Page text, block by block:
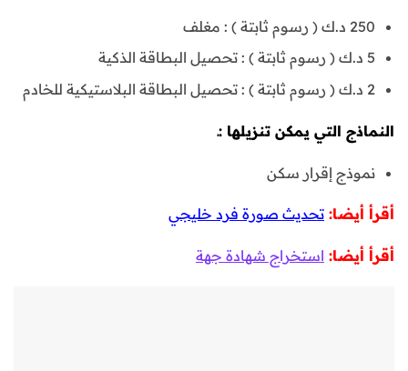
250 د.ك ( رسوم ثابتة ) : مغلف
5 د.ك ( رسوم ثابتة ) : تحصيل البطاقة الذكية
2 د.ك ( رسوم ثابتة ) : تحصيل البطاقة البلاستيكية للخادم
النماذج التي يمكن تنزيلها :ـ
نموذج إقرار سكن
أقرأ أيضا: تحديث صورة فرد خليجي
أقرأ أيضا: استخراج شهادة جهة